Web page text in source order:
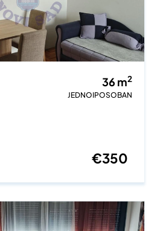
36 m2
JEDNOIPOSOBAN
€350